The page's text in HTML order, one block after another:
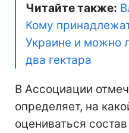
Читайте также:
Кому
Украине и можно
два гектара
В Ассоциации
определяет, на
оцениваться